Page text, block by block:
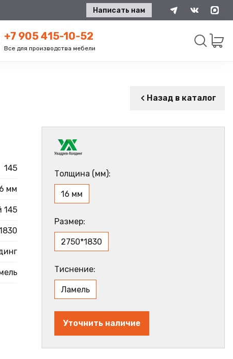
Написать нам
+7 905 415-10-52
Все для производства мебели
Назад в каталог
145
мм
145
Толщина (мм):
16 мм
Размер:
2750*1830
Тиснение:
Ламель
Уточнить наличие